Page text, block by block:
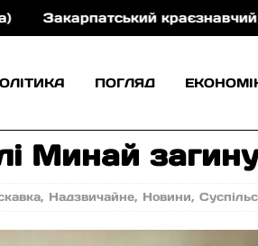
краєзнавчий музей
ПОГЛЯД
Минай
, Надзвичайне, Новини,